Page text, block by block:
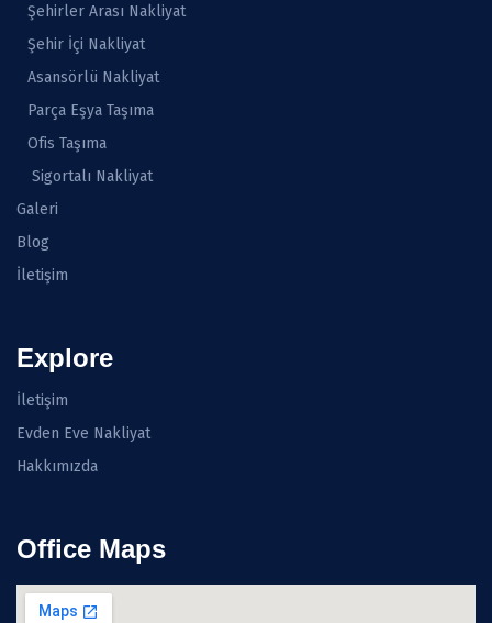
Şehirler Arası Nakliyat
Şehir İçi Nakliyat
Asansörlü Nakliyat
Parça Eşya Taşıma
Ofis Taşıma
Sigortalı Nakliyat
Galeri
Blog
İletişim
Explore
İletişim
Evden Eve Nakliyat
Hakkımızda
Office Maps